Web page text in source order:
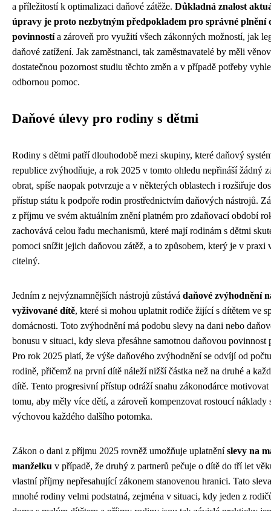
a příležitostí k optimalizaci daňové zátěže. Důkladná znalost
úpravy je proto nezbytným předpokladem pro správné plnění
povinnostía zároveň pro využití všech zákonných možností, jak
daňové zatížení. Jak zaměstnanci, tak zaměstnavatelé by měli
dostatečnou pozornost studiu těchto změn a v případě potřeby
odbornou pomoc.
Daňové úlevy pro rodiny s dětmi
Rodiny s dětmi patří dlouhodobě mezi skupiny, které daňový
republice zvýhodňuje, a rok 2025 v tomto ohledu nepřináší žádný
obrat, spíše naopak potvrzuje a v některých oblastech i rozšiřuje
přístup státu k podpoře rodin prostřednictvím daňových nástrojů.
z příjmu ve svém aktuálním znění platném pro zdaňovací období
zachovává celou řadu mechanismů, které mají rodinám s dětmi
pomoci snížit jejich daňovou zátěž, a to způsobem, který je v praxi
citelný.
Jedním z nejvýznamnějších nástrojů zůstává daňové zvýhodnění
vyživované dítě, které si mohou uplatnit rodiče žijící s dítětem ve
domácnosti. Toto zvýhodnění má podobu slevy na dani nebo
bonusu v situaci, kdy sleva přesáhne samotnou daňovou povinnost
Pro rok 2025 platí, že výše daňového zvýhodnění se odvíjí od
rodině, přičemž na první dítě náleží nižší částka než na druhé a
dítě. Tento progresivní přístup odráží snahu zákonodárce
tomu, aby měly více dětí, a zároveň kompenzovat rostoucí náklady
výchovou každého dalšího potomka.
Zákon o dani z příjmu 2025 rovněž umožňuje uplatněníslevy na
manželku v případě, že druhý z partnerů pečuje o dítě do tří let
vlastní příjmy nepřesahující zákonem stanovenou hranici. Tato
mnohé rodiny velmi podstatná, zejména v situaci, kdy jeden z